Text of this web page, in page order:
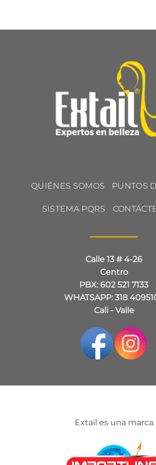
QUIÉNES SOMOS PUNTOS
SISTEMA PQRS
Calle 13 # 4-26
Centro
PBX: 602 521 7133
WHATSAPP: 318
Cali - Valle
Extail es una marca